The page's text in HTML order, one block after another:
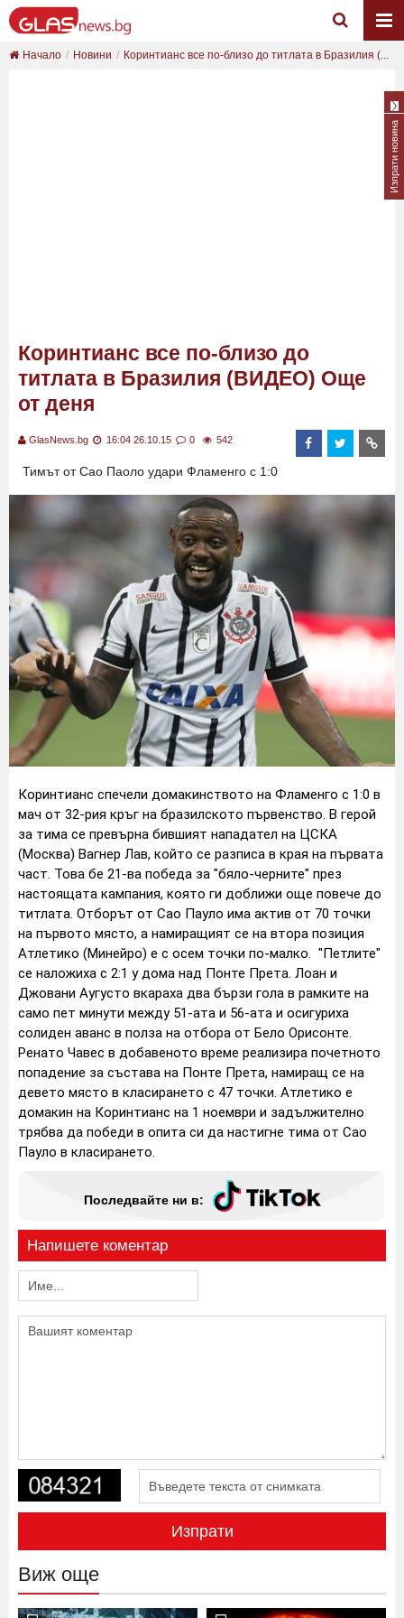
Начало Новини Коринтианс все по-близо до титлата в Бразилия (...
Коринтианс все по-близо до
титлата в Бразилия (ВИДЕО) Още
от деня
GlasNews.bg 16:04 26.10.15 0 542
Тимът от Сао Паоло удари Фламенго с 1:0
Коринтианс спечели домакинството на Фламенго с 1:0 в
мач от 32-рия кръг на бразилското първенство. В герой
за тима се превърна бившият нападател на ЦСКА
(Москва) Вагнер Лав, който се разписа в края на първата
част. Това бе 21-ва победа за "бяло-черните" през
настоящата кампания, която ги доближи още повече до
титлата. Отборът от Сао Пауло има актив от 70 точки
на първото място, а намиращият се на втора позиция
Атлетико (Минейро) е с осем точки по-малко. "Петлите"
се наложиха с 2:1 у дома над Понте Прета. Лоан и
Джовани Аугусто вкараха два бързи гола в рамките на
само пет минути между 51-ата и 56-ата и осигуриха
солиден аванс в полза на отбора от Бело Орисонте.
Ренато Чавес в добавеното време реализира почетното
попадение за състава на Понте Прета, намиращ се на
девето място в класирането с 47 точки. Атлетико е
домакин на Коринтианс на 1 ноември и задължително
трябва да победи в опита си да настигне тима от Сао
Пауло в класирането.
Последвайте ни в:
Напишете коментар
Виж още
Изпрати новина